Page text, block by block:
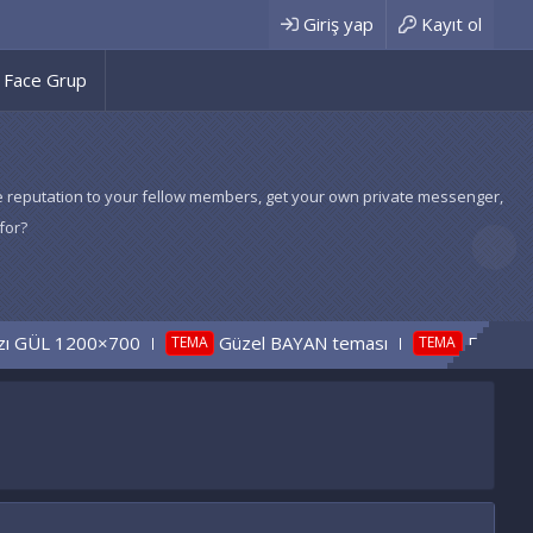
Giriş yap Kayıt ol
Face Grup
to your fellow members, get your own private messenger,
TEMA Güzel BAYAN teması TEMA BAYAN Beyaz gül Tema